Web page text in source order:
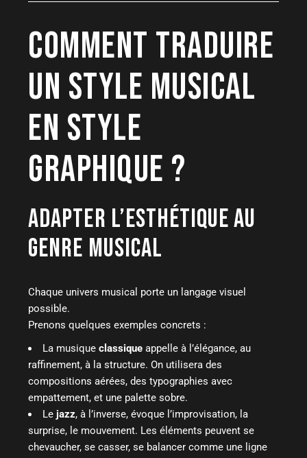
COMMENT TRADUIRE
UN STYLE MUSICAL
EN STYLE
GRAPHIQUE ?
ADAPTER L’ESTHÉTIQUE AU
GENRE MUSICAL
Chaque univers musical porte un langage visuel
possible.
Prenons quelques exemples concrets :
La musiqueclassique appelle à l’élégance, au
raffinement, à la structure. On utilisera des
compositions aérées, des typographies avec
empattement, et une palette sobre.
Lejazz, à l’inverse, évoque l’improvisation, la
surprise, le mouvement. Les éléments peuvent se
chevaucher, se casser, se balancer comme une ligne